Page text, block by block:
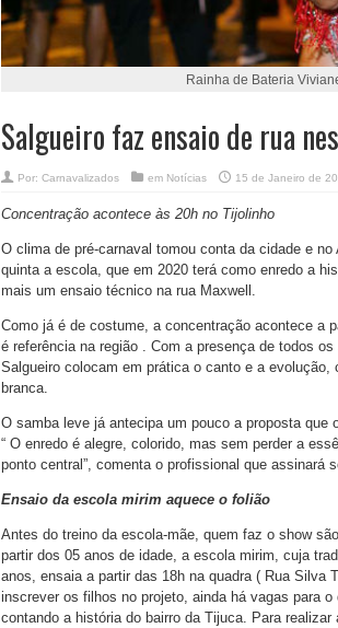
Rainha de Bateria
Salgueiro faz ensaio de rua
Por: Carnavalizados em Notícias 15 de Janeiro de
Concentração acontece às 20h no Tijolinho
O clima de pré-carnaval tomou conta da cidade e
quinta a escola, que em 2020 terá como enredo a
mais um ensaio técnico na rua Maxwell.
Como já é de costume, a concentração acontece a
é referência na região . Com a presença de todos
Salgueiro colocam em prática o canto e a
branca.
O samba leve já antecipa um pouco a proposta que
“ O enredo é alegre, colorido, mas sem perder a
ponto central”, comenta o profissional que assinará
Ensaio da escola mirim aquece o folião
Antes do treino da escola-mãe, quem faz o show
partir dos 05 anos de idade, a escola mirim, cuja
anos, ensaia a partir das 18h na quadra ( Rua Silva
inscrever os filhos no projeto, ainda há vagas para
contando a história do bairro da Tijuca. Para